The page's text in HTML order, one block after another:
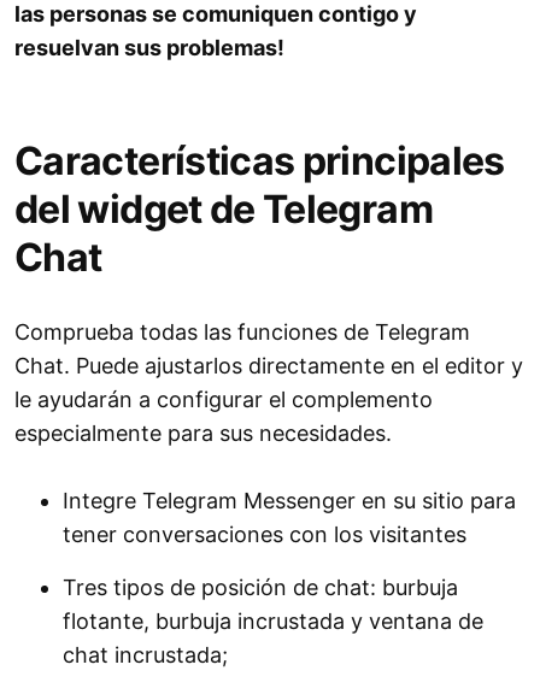
las personas se comuniquen contigo y
resuelvan sus problemas!
Características principales
del widget de Telegram
Chat
Comprueba todas las funciones de Telegram
Chat. Puede ajustarlos directamente en el editor y
le ayudarán a configurar el complemento
especialmente para sus necesidades.
Integre Telegram Messenger en su sitio para
tener conversaciones con los visitantes
Tres tipos de posición de chat: burbuja
flotante, burbuja incrustada y ventana de
chat incrustada;